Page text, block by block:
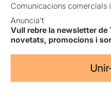
Comunicacions comercials
Anuncia’t
Vull rebre la newsletter de
novetats, promocions i